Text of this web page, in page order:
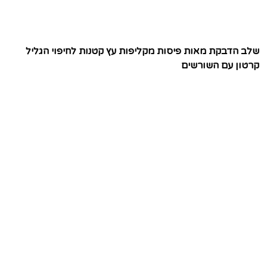
שלב הדבקת מאות פיסות מקליפות עץ קטנות לחיפוי הגליל
קרטון עם השורשים